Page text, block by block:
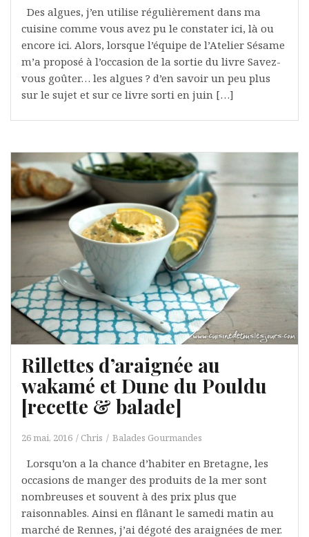
Des algues, j’en utilise régulièrement dans ma
cuisine comme vous avez pu le constater ici, là ou
encore ici. Alors, lorsque l’équipe de l’Atelier Sésame
m’a proposé à l’occasion de la sortie du livre Savez-
vous goûter… les algues ? d’en savoir un peu plus
sur le sujet et sur ce livre sorti en juin […]
Rillettes d’araignée au
wakamé et Dune du Pouldu
[recette & balade]
26 mai, 2016 Chris Balades Gourmandes
Lorsqu’on a la chance d’habiter en Bretagne, les
occasions de manger des produits de la mer sont
nombreuses et souvent à des prix plus que
raisonnables. Ainsi en flânant le samedi matin au
marché de Rennes, j’ai dégoté des araignées de mer.